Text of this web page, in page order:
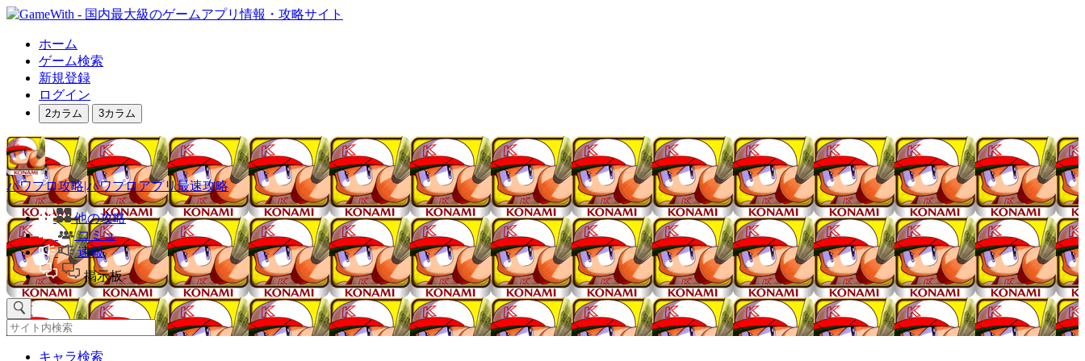
ホーム
ゲーム検索
新規登録
ログイン
2カラム 3カラム
パワプロ攻略|パワプロアプリ最速攻略
他の攻略
コミュ
速報
掲示板
キャラ検索